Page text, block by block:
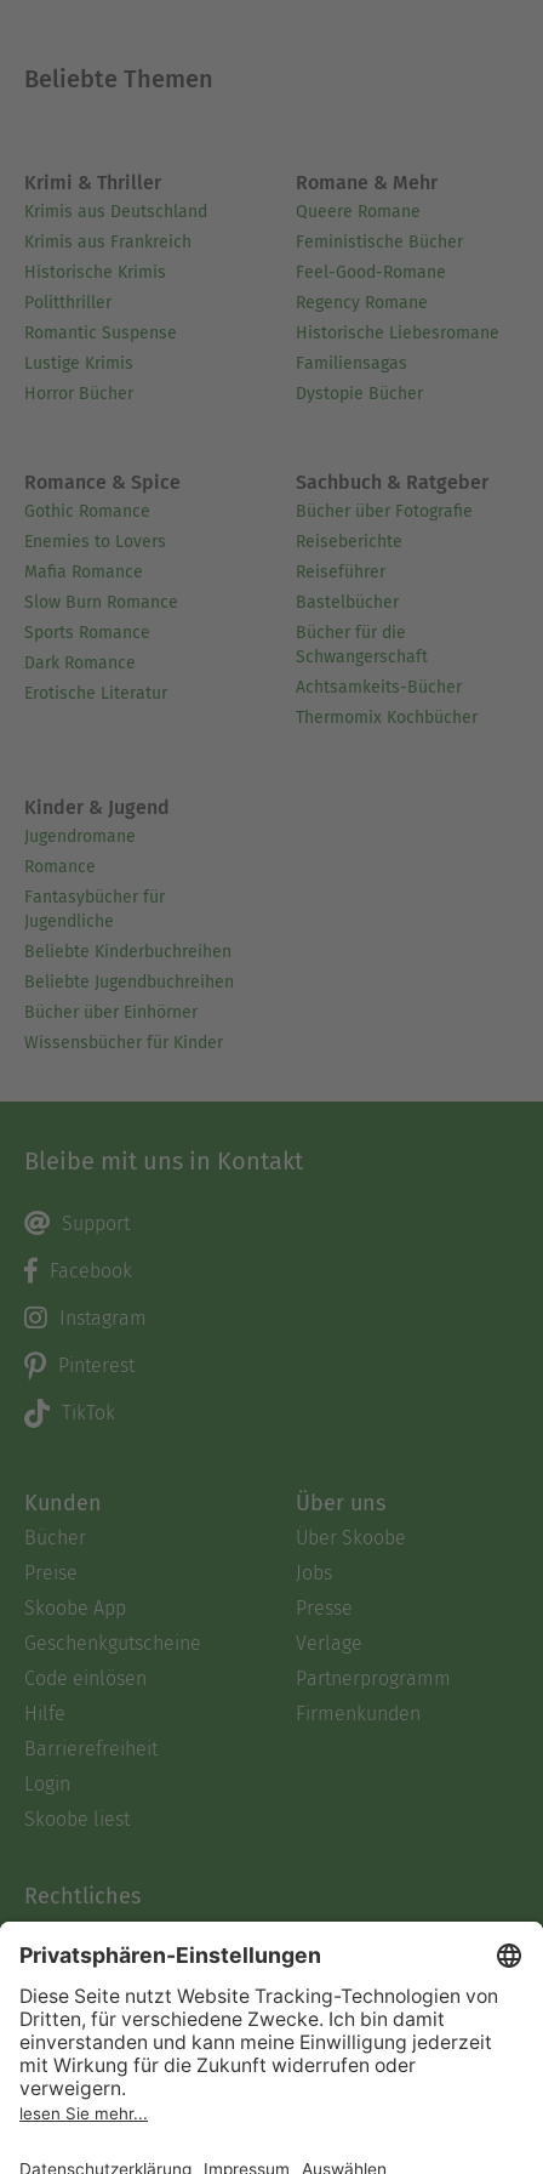
Leidenschaft für die alten Legenden und Sagen
der nordischen Völker ihn dazu inspiriert hat,
diese faszinierenden Geschichten neu zu
erzählen. Aufgewachsen in den weiten
Landschaften Norddeutschlands, entwickelte er
schon früh ein Interesse an Mythen und
Legenden, das ihn durch sein ganzes Leben
begleiten sollte.
Geschichte widmet sich Tim Nilsen der
Erforschung und Darstellung klassischer Mythen.
Seine Bücher zeichnen sich durch fundierte
Recherche, lebendige Erzählweise und eine tiefe
Wertschätzung für die kulturelle Bedeutung der
alten Geschichten aus. In seiner Buchserie
"Nordische Mythologie" bringt er die epischen
Erzählungen der nordischen Sagenwelt einem
arbeitet, verbringt Tim Nilsen seine Zeit gerne in
der Natur, wo er beim Wandern in den Wäldern
und Hügeln Inspiration findet. Seine Werke sind
eine Empfehlung für alle, die in die faszinierende
Welt der nordischen Mythen eintauchen möchten.
Ausblenden
Beliebte Themen
Krimi & Thriller
Krimis aus Deutschland
Krimis aus Frankreich
Historische Krimis
Politthriller
Romantic Suspense
Lustige Krimis
Horror Bücher
Romane & Mehr
Queere Romane
Feministische Bücher
Feel-Good-Romane
Regency Romane
Historische Liebesromane
Familiensagas
Dystopie Bücher
Romance & Spice
Gothic Romance
Enemies to Lovers
Mafia Romance
Slow Burn Romance
Sports Romance
Dark Romance
Erotische Literatur
Sachbuch & Ratgeber
Bücher über Fotografie
Reiseberichte
Reiseführer
Bastelbücher
Bücher für die
Schwangerschaft
Achtsamkeits-Bücher
Thermomix Kochbücher
Kinder & Jugend
Jugendromane
Romance
Fantasybücher für
Jugendliche
Beliebte Kinderbuchreihen
Beliebte Jugendbuchreihen
Bücher über Einhörner
Wissensbücher für Kinder
Bleibe mit uns in Kontakt
Support
Facebook
Instagram
Pinterest
TikTok
Kunden
Bücher
Preise
Skoobe App
Geschenkgutscheine
Code einlösen
Hilfe
Barrierefreiheit
Login
Skoobe liest
Über uns
Über Skoobe
Jobs
Presse
Verlage
Partnerprogramm
Firmenkunden
Rechtliches
AGB
Informationen nach Data
Act
Verträge hier kündigen
Impressum